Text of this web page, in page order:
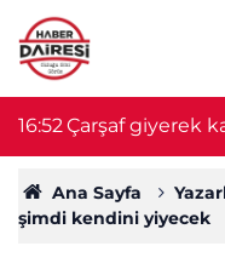
16:52Çarşaf giyerek
kurşun yağdırdı
Ana Sayfa
şimdi kendini yiyecek